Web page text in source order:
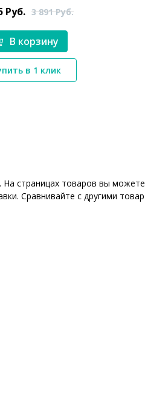
*}
Руб. 3 891Руб.
В корзину
в 1 клик
страницах товаров вы
Сравнивайте с другими